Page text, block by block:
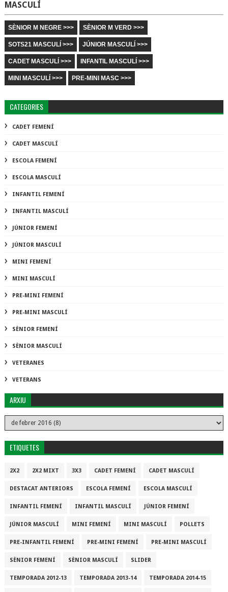
MASCULÍ
SÈNIOR M NEGRE >>> SÈNIOR M VERD >>>
SOTS21 MASCULÍ >>> JÚNIOR MASCULÍ >>>
CADET MASCULÍ >>> INFANTIL MASCULÍ >>>
MINI MASCULÍ >>> PRE-MINI MASC >>>
CATEGORIES
CADET FEMENÍ
CADET MASCULÍ
ESCOLA FEMENÍ
ESCOLA MASCULÍ
INFANTIL FEMENÍ
INFANTIL MASCULÍ
JÚNIOR FEMENÍ
JÚNIOR MASCULÍ
MINI FEMENÍ
MINI MASCULÍ
PRE-MINI FEMENÍ
PRE-MINI MASCULÍ
SÈNIOR FEMENÍ
SÈNIOR MASCULÍ
VETERANES
VETERANS
ARXIU
ETIQUETES
2X2 2X2 MIXT 3X3 CADET FEMENÍ CADET MASCULÍ
DESTACAT ANTERIORS ESCOLA FEMENÍ ESCOLA MASCULÍ
INFANTIL FEMENÍ INFANTIL MASCULÍ JÚNIOR FEMENÍ
JÚNIOR MASCULÍ MINI FEMENÍ MINI MASCULÍ POLLETS
PRE-INFANTIL FEMENÍ PRE-MINI FEMENÍ PRE-MINI MASCULÍ
SÈNIOR FEMENÍ SÈNIOR MASCULÍ SLIDER
TEMPORADA 2012-13 TEMPORADA 2013-14 TEMPORADA 2014-15